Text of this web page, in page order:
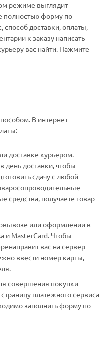
режиме выглядит
полностью форму по
способ доставки, оплаты,
к заказу написать
вас найти. Нажмите
В интернет-
доставке курьером.
день доставки, чтобы
сдачу с любой
средства, получаете товар
или оформлении в
и MasterCard. Чтобы
вас на сервер
ввести номер карты,
совершения покупки
платежного сервиса
заполнить форму по